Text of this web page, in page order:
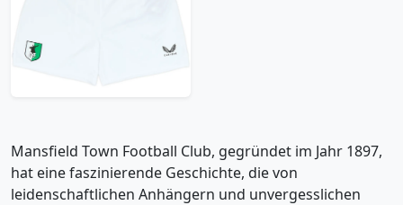
Mansfield Town Football Club, gegründet im Jahr 1897,
hat eine faszinierende Geschichte, die von
leidenschaftlichen Anhängern und unvergesslichen